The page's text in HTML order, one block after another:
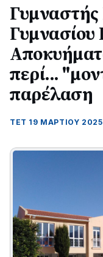
Γυμναστής
περί...
παρέλαση
ΤΕΤ 19 ΜΑΡΤΊΟΥ 2025